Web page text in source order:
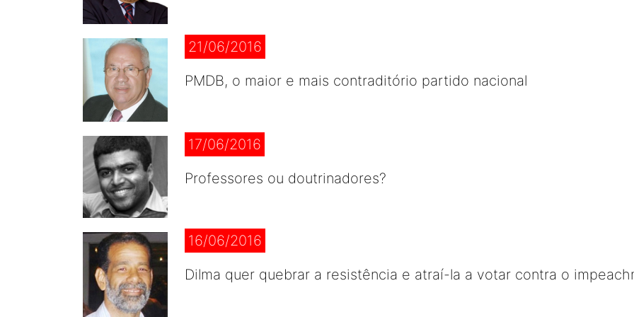
21/06/2016
PMDB, o maior e mais contraditório partido nacional
17/06/2016
Professores ou doutrinadores?
16/06/2016
Dilma quer quebrar a resistência e atraí-la a votar contra o